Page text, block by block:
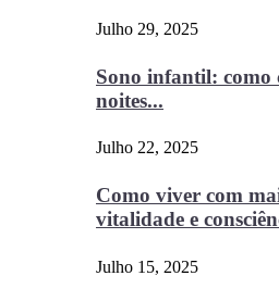
Julho 29, 2025
Sono infantil:
noites...
Julho 22, 2025
Como viver com
vitalidade e
Julho 15, 2025